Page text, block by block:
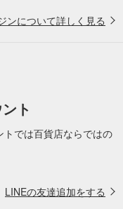
ンについて詳しく見る
ト
では百貨店ならではの
LINEの友達追加をする